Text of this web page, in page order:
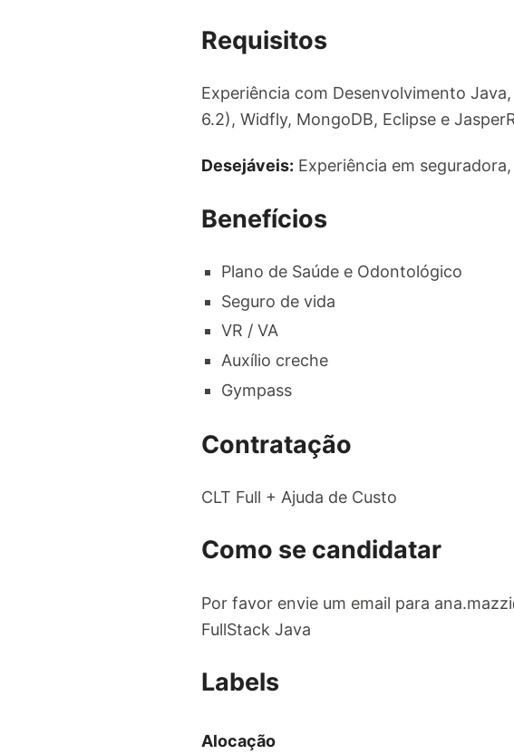
Requisitos
Experiência com Desenvolvimento
6.2), Widfly, MongoDB, Eclipse e
Desejáveis: Experiência em
Benefícios
Plano de Saúde e Odontológico
Seguro de vida
VR / VA
Auxílio creche
Gympass
Contratação
CLT Full + Ajuda de Custo
Como se candidatar
Por favor envie um email para
FullStack Java
Labels
Alocação